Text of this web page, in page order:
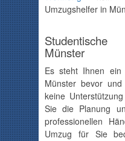
Umzugshelfer in
Münster
Es steht Ihnen ein
Münster bevor
keine
Sie die Planung
professionellen
Umzug für Sie